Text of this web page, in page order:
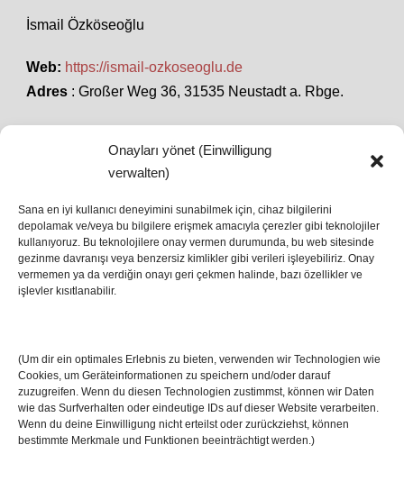
Onayları yönet (Einwilligung
verwalten)
Sana en iyi kullanıcı deneyimini sunabilmek için, cihaz bilgilerini
depolamak ve/veya bu bilgilere erişmek amacıyla çerezler gibi teknolojiler
kullanıyoruz. Bu teknolojilere onay vermen durumunda, bu web sitesinde
gezinme davranışı veya benzersiz kimlikler gibi verileri işleyebiliriz. Onay
vermemen ya da verdiğin onayı geri çekmen halinde, bazı özellikler ve
işlevler kısıtlanabilir.
(Um dir ein optimales Erlebnis zu bieten, verwenden wir Technologien wie
Cookies, um Geräteinformationen zu speichern und/oder darauf
zuzugreifen. Wenn du diesen Technologien zustimmst, können wir Daten
wie das Surfverhalten oder eindeutige IDs auf dieser Website verarbeiten.
Wenn du deine Einwilligung nicht erteilst oder zurückziehst, können
bestimmte Merkmale und Funktionen beeinträchtigt werden.)
İsmail Özköseoğlu
Web: https://ismail-ozkoseoglu.de
Adres : Großer Weg 36, 31535 Neustadt a. Rbge.
SON HABERLER
İstanbul’da Avrupa Ligi Finali: Freiburg ve Aston
Villa Boğaz’da Tarih Yazmaya Hazırlanıyor
08 May 2026
17 Nis 2026